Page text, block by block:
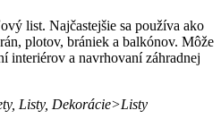
list. Najčastejšie sa používa ako
plotov, brániek a balkónov. Môže
interiérov a navrhovaní záhradnej
Listy, Dekorácie>Listy